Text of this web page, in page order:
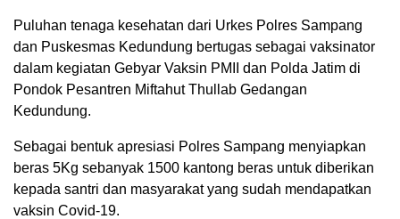
Puluhan tenaga kesehatan dari Urkes Polres Sampang
dan Puskesmas Kedundung bertugas sebagai vaksinator
dalam kegiatan Gebyar Vaksin PMII dan Polda Jatim di
Pondok Pesantren Miftahut Thullab Gedangan
Kedundung.
Sebagai bentuk apresiasi Polres Sampang menyiapkan
beras 5Kg sebanyak 1500 kantong beras untuk diberikan
kepada santri dan masyarakat yang sudah mendapatkan
vaksin Covid-19.